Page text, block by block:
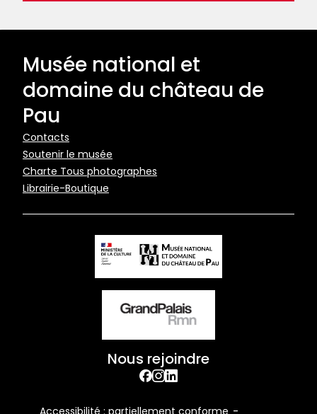
Musée national et
domaine du château de
Pau
Pied
de
page
Contacts
Soutenir le musée
Charte Tous photographes
Librairie-Boutique
Nous rejoindre
facebook
Instagram